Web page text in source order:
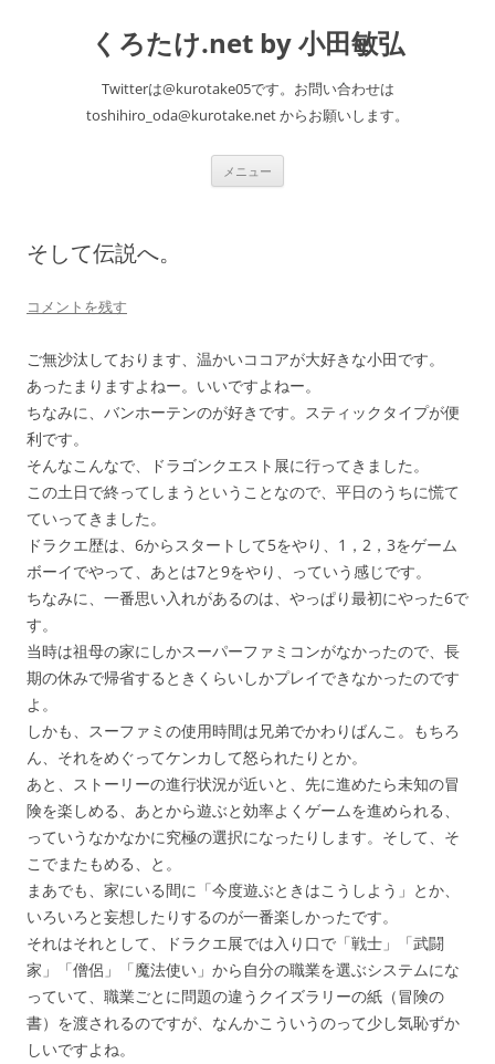
くろたけ.net by 小田敏弘
Twitterは@kurotake05です。お問い合わせは
toshihiro_oda@kurotake.net からお願いします。
メニュー
そして伝説へ。
コメントを残す
ご無沙汰しております、温かいココアが大好きな小田です。
あったまりますよねー。いいですよねー。
ちなみに、バンホーテンのが好きです。スティックタイプが便
利です。
そんなこんなで、ドラゴンクエスト展に行ってきました。
この土日で終ってしまうということなので、平日のうちに慌て
ていってきました。
ドラクエ歴は、6からスタートして5をやり、1，2，3をゲーム
ボーイでやって、あとは7と9をやり、っていう感じです。
ちなみに、一番思い入れがあるのは、やっぱり最初にやった6で
す。
当時は祖母の家にしかスーパーファミコンがなかったので、長
期の休みで帰省するときくらいしかプレイできなかったのです
よ。
しかも、スーファミの使用時間は兄弟でかわりばんこ。もちろ
ん、それをめぐってケンカして怒られたりとか。
あと、ストーリーの進行状況が近いと、先に進めたら未知の冒
険を楽しめる、あとから遊ぶと効率よくゲームを進められる、
っていうなかなかに究極の選択になったりします。そして、そ
こでまたもめる、と。
まあでも、家にいる間に「今度遊ぶときはこうしよう」とか、
いろいろと妄想したりするのが一番楽しかったです。
それはそれとして、ドラクエ展では入り口で「戦士」「武闘
家」「僧侶」「魔法使い」から自分の職業を選ぶシステムにな
っていて、職業ごとに問題の違うクイズラリーの紙（冒険の
書）を渡されるのですが、なんかこういうのって少し気恥ずか
しいですよね。